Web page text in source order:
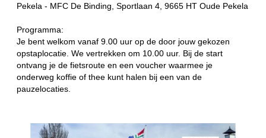
Pekela - MFC De Binding, Sportlaan 4, 9665 HT Oude Pekela
Programma:
Je bent welkom vanaf 9.00 uur op de door jouw gekozen
opstaplocatie. We vertrekken om 10.00 uur. Bij de start
ontvang je de fietsroute en een voucher waarmee je
onderweg koffie of thee kunt halen bij een van de
pauzelocaties.